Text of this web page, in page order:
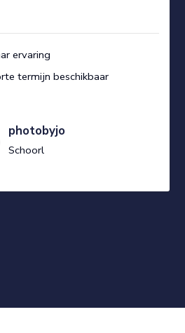
ervaring
termijn beschikbaar
photobyjo
Schoorl